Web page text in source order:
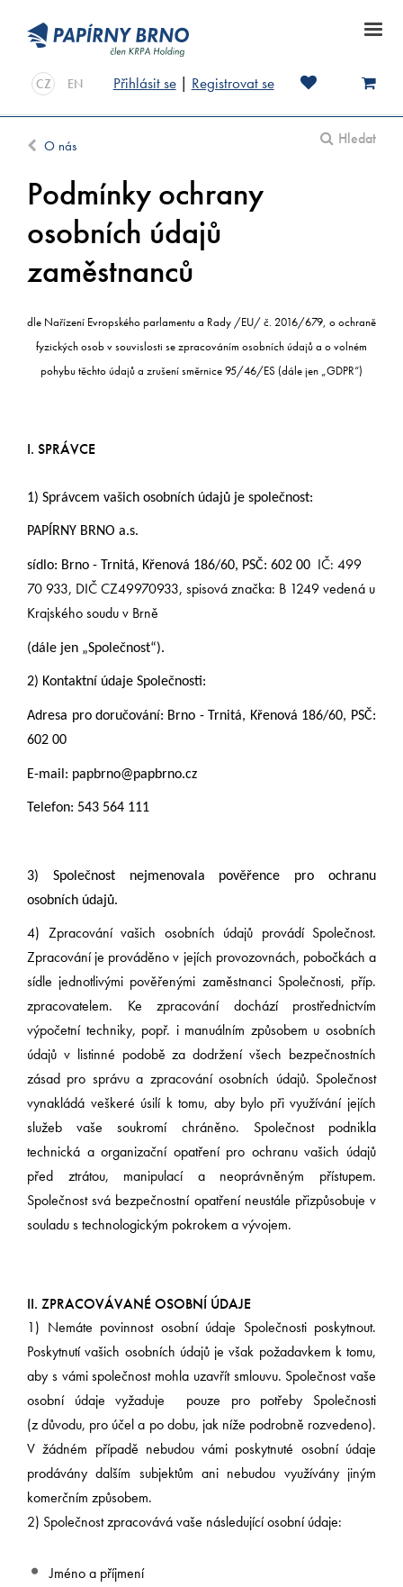
CZ EN Přihlásit se | Registrovat se
Hledat
O nás
Podmínky ochrany
osobních údajů
zaměstnanců
dle Nařízení Evropského parlamentu a Rady /EU/ č. 2016/679, o ochraně
fyzických osob v souvislosti se zpracováním osobních údajů a o volném
pohybu těchto údajů a zrušení směrnice 95/46/ES (dále jen „GDPR“)
I. SPRÁVCE
1) Správcem vašich osobních údajů je společnost:
PAPÍRNY BRNO a.s.
sídlo: Brno - Trnitá, Křenová 186/60, PSČ: 602 00 IČ: 499
70 933, DIČ CZ49970933, spisová značka: B 1249 vedená u
Krajského soudu v Brně
(dále jen „Společnost“).
2) Kontaktní údaje Společnosti:
Adresa pro doručování: Brno - Trnitá, Křenová 186/60, PSČ:
602 00
E-mail: papbrno@papbrno.cz
Telefon: 543 564 111
3) Společnost nejmenovala pověřence pro ochranu
osobních údajů.
4) Zpracování vašich osobních údajů provádí Společnost.
Zpracování je prováděno v jejích provozovnách, pobočkách a
sídle jednotlivými pověřenými zaměstnanci Společnosti, příp.
zpracovatelem. Ke zpracování dochází prostřednictvím
výpočetní techniky, popř. i manuálním způsobem u osobních
údajů v listinné podobě za dodržení všech bezpečnostních
zásad pro správu a zpracování osobních údajů. Společnost
vynakládá veškeré úsilí k tomu, aby bylo při využívání jejích
služeb vaše soukromí chráněno. Společnost podnikla
technická a organizační opatření pro ochranu vašich údajů
před ztrátou, manipulací a neoprávněným přístupem.
Společnost svá bezpečnostní opatření neustále přizpůsobuje v
souladu s technologickým pokrokem a vývojem.
II. ZPRACOVÁVANÉ OSOBNÍ ÚDAJE
1) Nemáte povinnost osobní údaje Společnosti poskytnout.
Poskytnutí vašich osobních údajů je však požadavkem k tomu,
aby s vámi společnost mohla uzavřít smlouvu. Společnost vaše
osobní údaje vyžaduje pouze pro potřeby Společnosti
(z důvodu, pro účel a po dobu, jak níže podrobně rozvedeno).
V žádném případě nebudou vámi poskytnuté osobní údaje
prodávány dalším subjektům ani nebudou využívány jiným
komerčním způsobem.
2) Společnost zpracovává vaše následující osobní údaje:
Jméno a příjmení